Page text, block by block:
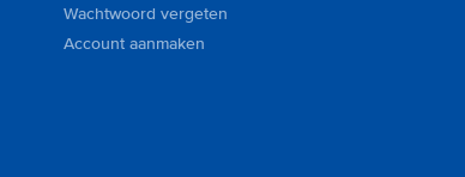
Wachtwoord vergeten
Account aanmaken